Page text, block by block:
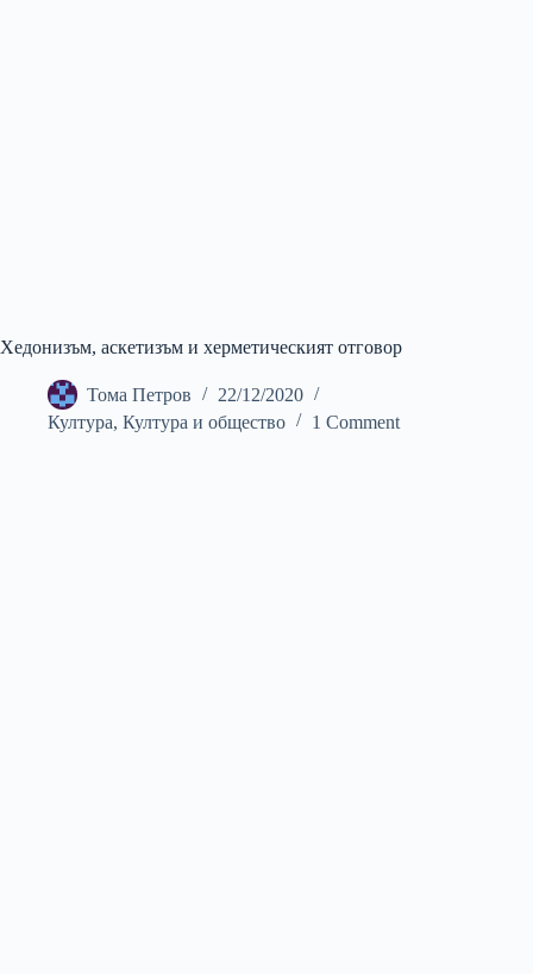
Хедонизъм, аскетизъм и херметическият отговор
Тома Петров
22/12/2020
Култура, Култура и общество 1 Comment